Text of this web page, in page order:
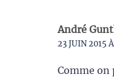
André
23 JUIN 2015
Comme on